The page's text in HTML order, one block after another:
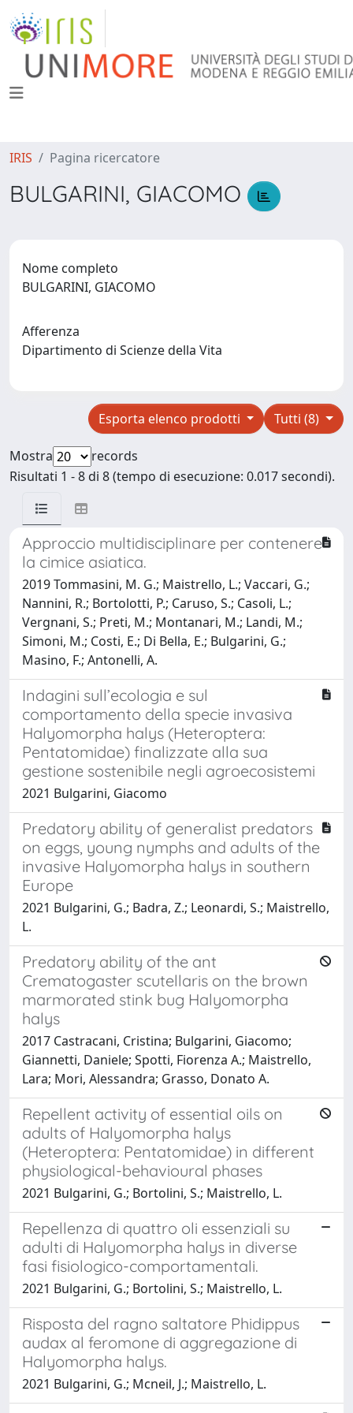
IRIS Pagina ricercatore
BULGARINI, GIACOMO
Nome completo
BULGARINI, GIACOMO
Afferenza
Dipartimento di Scienze della Vita
Tutti (8)
Esporta elenco prodotti
Mostra
records
Risultati 1 - 8 di 8 (tempo di esecuzione: 0.017 secondi).
Approccio multidisciplinare per contenere
la cimice asiatica.
2019 Tommasini, M. G.; Maistrello, L.; Vaccari, G.;
Nannini, R.; Bortolotti, P.; Caruso, S.; Casoli, L.;
Vergnani, S.; Preti, M.; Montanari, M.; Landi, M.;
Simoni, M.; Costi, E.; Di Bella, E.; Bulgarini, G.;
Masino, F.; Antonelli, A.
Indagini sull’ecologia e sul
comportamento della specie invasiva
Halyomorpha halys (Heteroptera:
Pentatomidae) finalizzate alla sua
gestione sostenibile negli agroecosistemi
2021 Bulgarini, Giacomo
Predatory ability of generalist predators
on eggs, young nymphs and adults of the
invasive Halyomorpha halys in southern
Europe
2021 Bulgarini, G.; Badra, Z.; Leonardi, S.; Maistrello,
L.
Predatory ability of the ant
Crematogaster scutellaris on the brown
marmorated stink bug Halyomorpha
halys
2017 Castracani, Cristina; Bulgarini, Giacomo;
Giannetti, Daniele; Spotti, Fiorenza A.; Maistrello,
Lara; Mori, Alessandra; Grasso, Donato A.
Repellent activity of essential oils on
adults of Halyomorpha halys
(Heteroptera: Pentatomidae) in different
physiological-behavioural phases
2021 Bulgarini, G.; Bortolini, S.; Maistrello, L.
Repellenza di quattro oli essenziali su
adulti di Halyomorpha halys in diverse
fasi fisiologico-comportamentali.
2021 Bulgarini, G.; Bortolini, S.; Maistrello, L.
Risposta del ragno saltatore Phidippus
audax al feromone di aggregazione di
Halyomorpha halys.
2021 Bulgarini, G.; Mcneil, J.; Maistrello, L.